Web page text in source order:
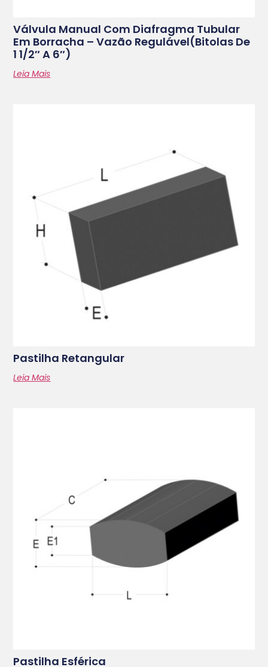
Válvula Manual Com Diafragma Tubular
Em Borracha – Vazão Regulável(bitolas De
1 1/2″ A 6″)
Leia Mais
Pastilha Retangular
Leia Mais
Pastilha Esférica